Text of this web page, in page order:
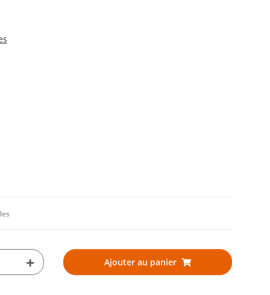
Ajouter au panier